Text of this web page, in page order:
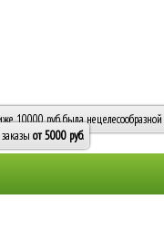
10000 руб. была
от 5000 руб.